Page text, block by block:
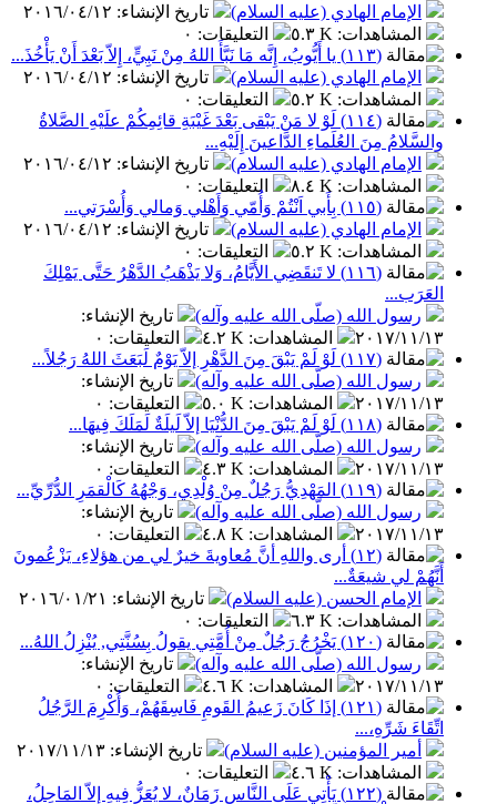
الإمام الهادي (عليه السلام)
تاريخ الإنشاء: ٢٠١٦/٠٤/١٢
المشاهدات: ٥.٣ K التعليقات: ٠
(١١٣) يا أَيُّوبُ، إِنَّه مَا نَبَّأَ اللهُ مِنْ نَبِيٍّ، إِلاّ بَعْدَ أَنْ يَأْخُذَ...
الإمام الهادي (عليه السلام)
تاريخ الإنشاء: ٢٠١٦/٠٤/١٢
المشاهدات: ٥.٢ K التعليقات: ٠
(١١٤) لَوْ لا مَنْ يَبْقى بَعْدَ غَيْبَةِ قائِمِكُمْ علَيْهِ الصَّلاةُ
والسَّلامُ مِنَ العُلَماءِ الدَّاعينَ إِلَيْهِ...
الإمام الهادي (عليه السلام)
تاريخ الإنشاء: ٢٠١٦/٠٤/١٢
المشاهدات: ٨.٤ K التعليقات: ٠
(١١٥) بِأَبي اَنْتُمْ وَأُمّي وَأَهْلي وَمالي وَأُسْرَتي...
الإمام الهادي (عليه السلام)
تاريخ الإنشاء: ٢٠١٦/٠٤/١٢
المشاهدات: ٥.٢ K التعليقات: ٠
(١١٦) لا تَنقَضِي الأَيَّامُ، وَلا يَذْهَبُ الدَّهْرُ حَتَّى يَمْلِكَ
العَرَب...
رسول الله (صلّى الله عليه وآله)
تاريخ الإنشاء:
٢٠١٧/١١/١٣
المشاهدات: ٤.٢ K التعليقات: ٠
(١١٧) لَوْ لَمْ يَبْقَ مِنَ الدَّهْرِ إلاّ يَوْمٌ لَبَعَثَ اللهُ رَجُلاً...
رسول الله (صلّى الله عليه وآله)
تاريخ الإنشاء:
٢٠١٧/١١/١٣
المشاهدات: ٥.٠ K التعليقات: ٠
(١١٨) لَوْ لَمْ يَبْقَ مِنَ الدُّنْيَا إلاّ لَيلَةٌ لَمَلَكَ فِيهَا...
رسول الله (صلّى الله عليه وآله)
تاريخ الإنشاء:
٢٠١٧/١١/١٣
المشاهدات: ٤.٣ K التعليقات: ٠
(١١٩) المَهْدِيُّ رَجُلٌ مِنْ وُلْدِي، وَجْهُهُ كَالْقمَرِ الدُّرِّيِّ...
رسول الله (صلّى الله عليه وآله)
تاريخ الإنشاء:
٢٠١٧/١١/١٣
المشاهدات: ٤.٨ K التعليقات: ٠
(١٢) أرى واللهِ أنَّ مُعاويةَ خيرٌ لي من هؤلاءِ، يَزْعُمونَ
أَنَّهُمْ لي شيعَةٌ...
الإمام الحسن (عليه السلام)
تاريخ الإنشاء: ٢٠١٦/٠١/٢١
المشاهدات: ٦.٣ K التعليقات: ٠
(١٢٠) يَخْرُجُ رَجُلٌ مِنْ أُمَّتِي يقولُ بِسُنَّتِي, يُنْزِلُ اللهُ...
رسول الله (صلّى الله عليه وآله)
تاريخ الإنشاء:
٢٠١٧/١١/١٣
المشاهدات: ٤.٦ K التعليقات: ٠
(١٢١) إذَا كَانَ زَعيمُ القَومِ فَاسِقَهُمْ، وَأُكْرِمَ الرَّجُلُ
اتِّقَاءَ شَرِّهِ،...
أمير المؤمنين (عليه السلام)
تاريخ الإنشاء: ٢٠١٧/١١/١٣
المشاهدات: ٤.٦ K التعليقات: ٠
(١٢٢) يَأْتِي عَلَى النَّاسِ زَمَانٌ، لا يُعَزُّ فِيهِ إلاّ المَاحِلُ،